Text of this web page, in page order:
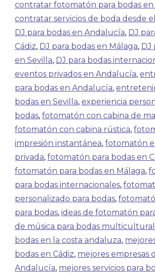
contratar fotomatón para bodas en
contratar servicios de boda desde
DJ para bodas en Andalucía, DJ
Cádiz, DJ para bodas en Málaga, DJ
en Sevilla, DJ para bodas
eventos privados en Andalucía,
para bodas en Andalucía,
bodas en Sevilla, experiencia
bodas, fotomatón con cabina de
fotomatón con cabina rústica,
impresión instantánea, fotomatón
privada, fotomatón para bodas en
fotomatón para bodas en Málaga,
para bodas internacionales,
personalizado para bodas,
para bodas, ideas de fotomatón
de música para bodas
bodas en la costa andaluza,
bodas en Cádiz, mejores empresas
Andalucía, mejores servicios para